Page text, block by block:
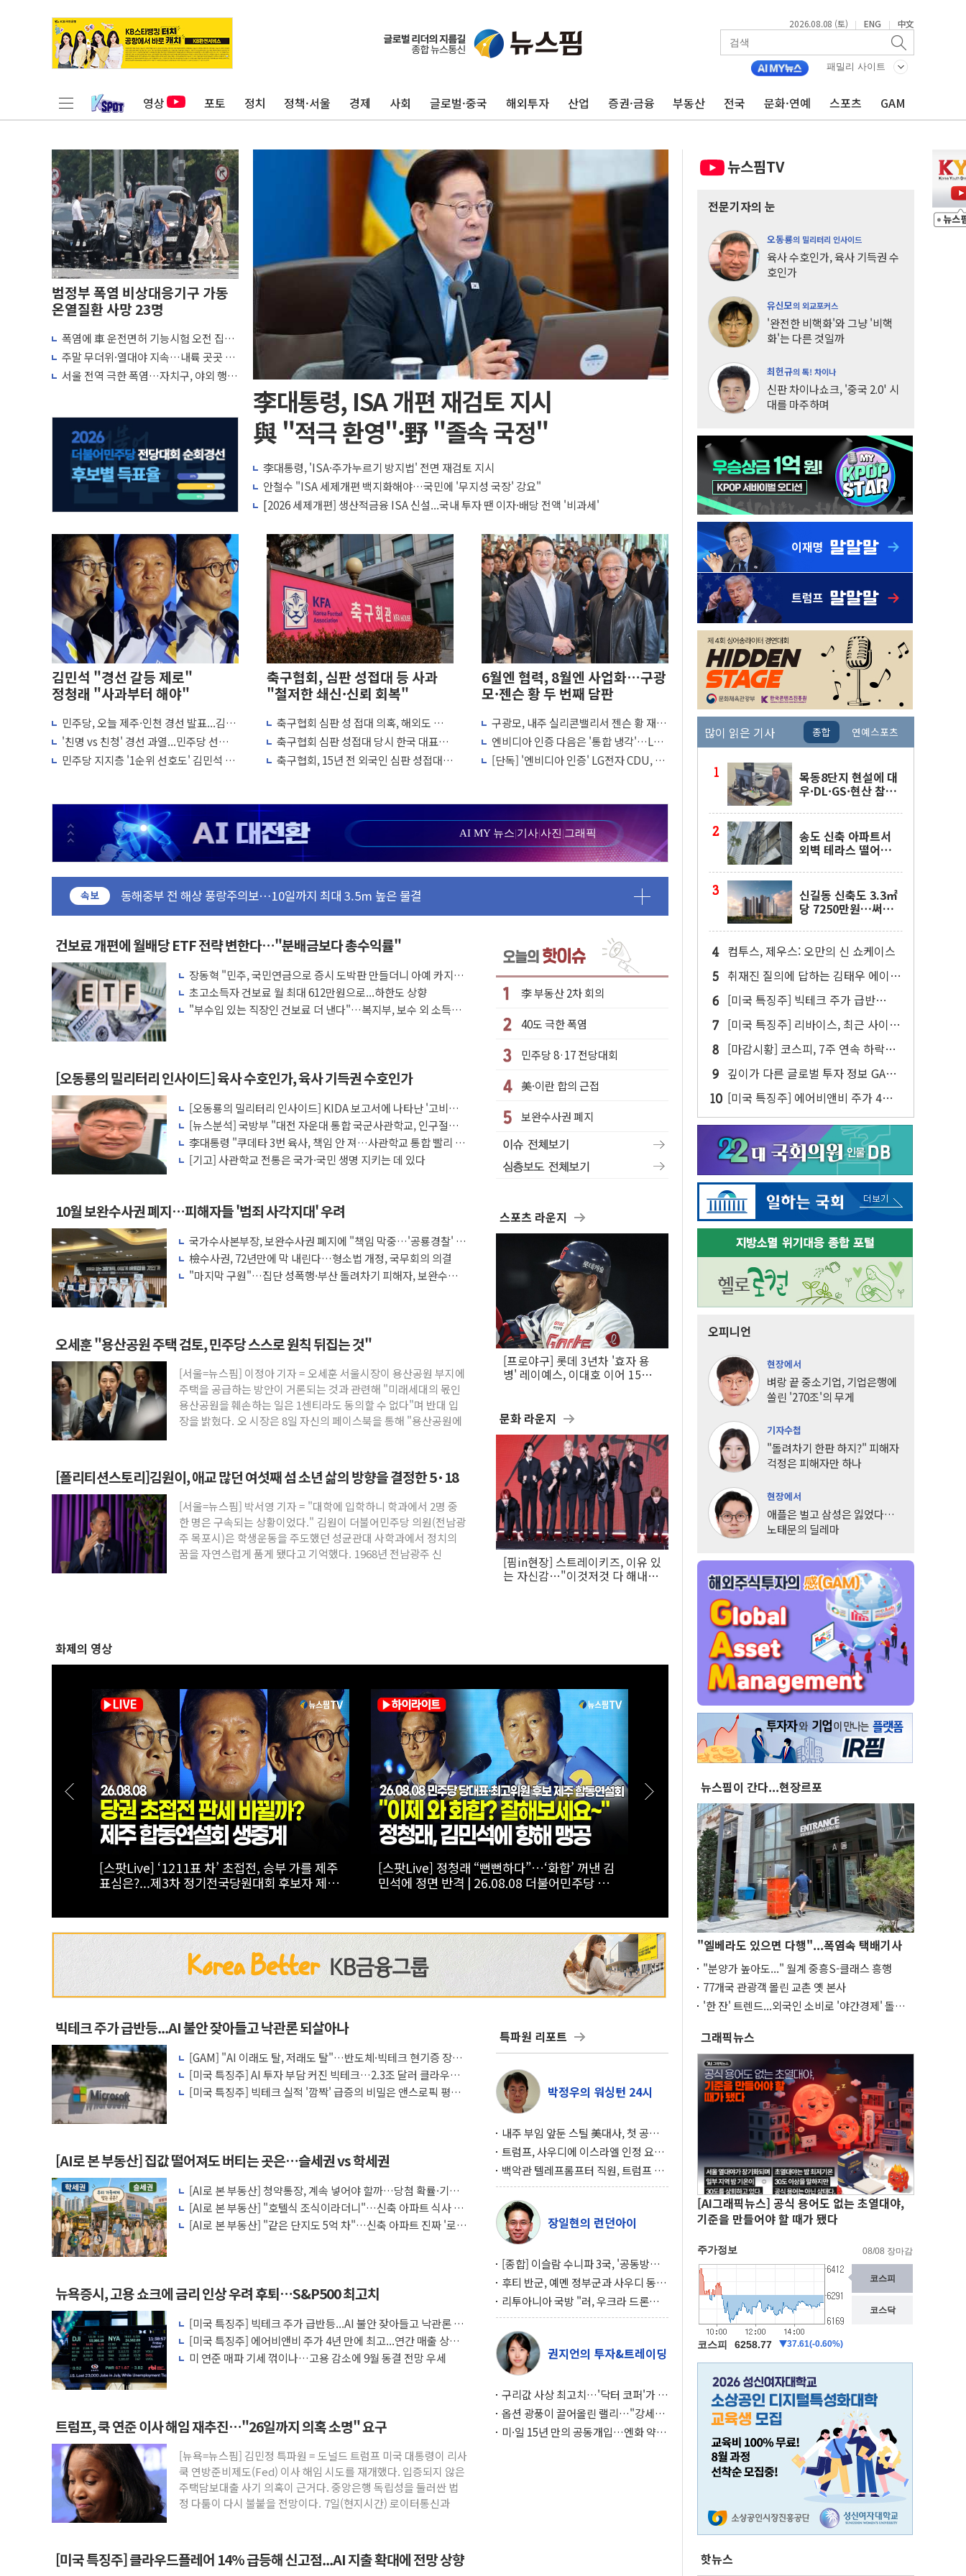
2026.08.08 (토) | ENG | 中文
패밀리 사이트
영상 포토 정치 정책·서울 경제 사회 글로벌·중국 해외투자 산업 증권·금융 부동산 전국 문화·연예 스포츠 GAM
범정부 폭염 비상대응기구 가동
온열질환 사망 23명
폭염에 車 운전면허 기능시험 오전 집중
편성…체감온도 38도 넘으면 중단
주말 무더위·열대야 지속…내륙 곳곳 소
나기
서울 전역 극한 폭염…자치구, 야외 행사
李대통령, ISA 개편 재검토 지시
與 "적극 환영"·野 "졸속 국정"
李대통령, 'ISA·주가누르기 방지법' 전면 재검토 지시
안철수 "ISA 세제개편 백지화해야…국민에 '무지성 국장' 강요"
[2026 세제개편] 생산적금융 ISA 신설...국내 투자 땐 이자·배당 전액 '비과세'
김민석 "경선 갈등 제로"
정청래 "사과부터 해야"
민주당, 오늘 제주·인천 경선 발표...김민
석 '재역전' vs 정청래 '격차 확대'
'친명 vs 친청' 경선 과열...민주당 선관위
"불법 선거운동·방해행위 엄중 제재"
민주당 지지층 '1순위 선호도' 김민석 vs
축구협회, 심판 성접대 등 사과
"철저한 쇄신·신뢰 회복"
축구협회 심판 성 접대 의혹, 해외도 관심
↑…감독 선임 과정 수사까지 외신 주목
축구협회 심판 성접대 당시 한국 대표팀
7경기 무패 행진
축구협회, 15년 전 외국인 심판 성접대
6월엔 협력, 8월엔 사업화…구광
모·젠슨 황 두 번째 담판
구광모, 내주 실리콘밸리서 젠슨 황 재
회…로봇·AI 데이터센터·모빌리티 구체
화
엔비디아 인증 다음은 '통합 냉각'…LG,
CDU 넘어 칠러까지 묶는다
[단독] '엔비디아 인증' LG전자 CDU, 美
AI MY 뉴스|기사|사진 |그래픽
속보
李대통령 "결혼 때문에 손해 보는 일 없게"…'결혼 페널티' 22개 과제 손본다
여수 오동도 인근 해상서 모터보트 전복…1명 사망·1명 실종
추미애, '위안부' 피해자 기림의 날 참석..."국제적 시민 연대로 목소리 내야"
인천서 말다툼 중 어머니 흉기 살해 10대 아들 체포
'화합' 꺼낸 김민석에 '뻔뻔' 받아친 정청래…제주 연설서 신경전 고조
李대통령, ISA 개편 재검토 지시…與 "적극 환영"·野 "졸속 국정"
동해중부 전 해상 풍랑주의보…10일까지 최대 3.5m 높은 물결
연일 폭염에 온열질환 사망 23명…정부, 비상대응기구 가동
中 전방위 아파트 부양, 수도 베이징도 부동산 규제 철폐
인제 용대리 계곡서 수위 상승으로 피서객 7명 고립…전원 구조
동해시, 11~14일 '별똥별 멍' 운영…페르세우스 유성우 관측
강원 중·남부 동해안 시간당 50mm 이상 폭우…호우경보 발효
청양 밭에서 일하던 90대 숨져…온열질환 여부 조사
폭염에 車 운전면허 기능시험 오전 집중 편성…체감온도 38도 넘으면 중단
李대통령, 'ISA·주가누르기 방지법' 전면 재검토 지시
'호우 특보' 경북 울진 시간당 20~30mm 강한 비...가뭄 해소될 듯
주말 무더위·열대야 지속…내륙 곳곳 소나기
오세훈 "용산공원 주택 검토, 민주당 스스로 원칙 뒤집는 것"
충북 주말 무더위 지속…청주·진천 35도, 곳곳 소나기
건보료 개편에 월배당 ETF 전략 변한다…"분배금보다 총수익률"
장동혁 "민주, 국민연금으로 증시 도박판 만들더니 아예 카지노
차릴 판"
초고소득자 건보료 월 최대 612만원으로...하한도 상향
"부수입 있는 직장인 건보료 더 낸다"…복지부, 보수 외 소득월
[오동룡의 밀리터리 인사이드] 육사 수호인가, 육사 기득권 수호인가
[오동룡의 밀리터리 인사이드] KIDA 보고서에 나타난 '고비용
저효율' 사관생도 양성의 '민낯'
[뉴스분석] 국방부 "대전 자운대 통합 국군사관학교, 인구절벽·
미래전·전작권·합동성 대응 구조개혁"
李대통령 "쿠데타 3번 육사, 책임 안 져…사관학교 통합 빨리 하
라"
[기고] 사관학교 전통은 국가·국민 생명 지키는 데 있다
10월 보완수사권 폐지…피해자들 '범죄 사각지대' 우려
국가수사본부장, 보완수사권 폐지에 "책임 막중…'공룡경찰' 우
려 해소"
檢수사권, 72년만에 막 내린다…형소법 개정, 국무회의 의결
"마지막 구원"…집단 성폭행·부산 돌려차기 피해자, 보완수사
오세훈 "용산공원 주택 검토, 민주당 스스로 원칙 뒤집는 것"
[서울=뉴스핌] 이정아 기자 = 오세훈 서울시장이 용산공원 부지에
주택을 공급하는 방안이 거론되는 것과 관련해 "미래세대의 몫인
용산공원을 훼손하는 일은 1센티라도 동의할 수 없다"며 반대 입
장을 밝혔다. 오 시장은 8일 자신의 페이스북을 통해 "용산공원에
[폴리티션스토리]김원이, 애교 많던 여섯째 섬 소년 삶의 방향을 결정한 5·18
[서울=뉴스핌] 박서영 기자 = "대학에 입학하니 학과에서 2명 중
한 명은 구속되는 상황이었다." 김원이 더불어민주당 의원(전남광
주 목포시)은 학생운동을 주도했던 성균관대 사학과에서 정치의
꿈을 자연스럽게 품게 됐다고 기억했다. 1968년 전남광주 신
李 부동산 2차 회의
40도 극한 폭염
민주당 8·17 전당대회
美·이란 합의 근접
보완수사권 폐지
스포츠 라운지
[프로야구] 롯데 3년차 '효자 용
병' 레이예스, 이대호 이어 15년
문화 라운지
[핌in현장] 스트레이키즈, 이유 있
는 자신감…"이것저것 다 해내는
화제의 영상
[폴리티션스토리] "800조 서남권 반도체 투자
를 위해"...김원이가 산자위에 남기로 한 이유
[스팟Live] “당 돌아가는 모습에 분노”…김민
석, 정청래와 신경전 | 26.08.08 더불어민주당
[스팟Live] “정청래 후보 그동안 고생 많이 했습
니다”…송영길, 연임에 선 긋기 | 26.08.08 더불
어민주당 당대표·최고위원 후보 제주 합동연설
빅테크 주가 급반등...AI 불안 잦아들고 낙관론 되살아나
[GAM] "AI 이래도 탈, 저래도 탈"…반도체·빅테크 현기증 장세,
왜?
[미국 특징주] AI 투자 부담 커진 빅테크…2.3조 달러 클라우드
수주가 버팀목
[미국 특징주] 빅테크 실적 '깜짝' 급증의 비밀은 앤스로픽 평가
[AI로 본 부동산] 집값 떨어져도 버티는 곳은…슬세권 vs 학세권
[AI로 본 부동산] 청약통장, 계속 넣어야 할까…당첨 확률·기회
비용 따져보니
[AI로 본 부동산] "호텔식 조식이라더니"…신축 아파트 식사 서
비스의 속사정
[AI로 본 부동산] "같은 단지도 5억 차"…신축 아파트 진짜 '로얄
뉴욕증시, 고용 쇼크에 금리 인상 우려 후퇴…S&P500 최고치
[미국 특징주] 빅테크 주가 급반등...AI 불안 잦아들고 낙관론 되
살아나
[미국 특징주] 에어비앤비 주가 4년 만에 최고...연간 매출 상향
에 투자자 반색
미 연준 매파 기세 꺾이나…고용 감소에 9월 동결 전망 우세
트럼프, 쿡 연준 이사 해임 재추진…"26일까지 의혹 소명" 요구
[뉴욕=뉴스핌] 김민정 특파원 = 도널드 트럼프 미국 대통령이 리사
쿡 연방준비제도(Fed) 이사 해임 시도를 재개했다. 입증되지 않은
주택담보대출 사기 의혹이 근거다. 중앙은행 독립성을 둘러싼 법
정 다툼이 다시 불붙을 전망이다. 7일(현지시간) 로이터통신과
[미국 특징주] 클라우드플레어 14% 급등해 신고점...AI 지출 확대에 전망 상향
특파원 리포트
박정우의 워싱턴 24시
내주 부임 앞둔 스틸 美대사, 첫 공개
행사서 "한미동맹 강화 최우선 과제"
트럼프, 사우디에 이스라엘 인정 요
구…원자력 협정 서명 하루 만에 좌초
위기
백악관 텔레프롬프터 직원, 트럼프 연
설 미리 보고 베팅 시장서 10만달러 챙
겨
장일현의 런던아이
[종합] 이슬람 수니파 3국, '공동방위
협정' 체결… 이스라엘·이란 위협에
맞설 자체 억지력 강화
후티 반군, 예멘 정부군과 사우디 동시
공격… 위기 고조되는 또 다른 중동 화
약고
리투아니아 국방 "러, 우크라 드론으
로 나토 회원국 공격 검토… 거짓 깃발
작전"
권지언의 투자&트레이딩
구리값 사상 최고치…'닥터 코퍼'가 말
하는 경기 신호가 달라졌다
옵션 광풍이 끌어올린 랠리…"강세장
이면에 과열 경고등"
미·일 15년 만의 공동개입…엔화 약세
뉴스핌TV
전문기자의 눈
오동룡의 밀리터리 인사이드
육사 수호인가, 육사 기득권 수
호인가
유신모의 외교포커스
'완전한 비핵화'와 그냥 '비핵
화'는 다른 것일까
최헌규의 톡! 차이나
신판 차이나쇼크, '중국 2.0' 시
대를 마주하며
많이 읽은 기사 종합 연예스포츠
목동8단지 현설에 대
우·DL·GS·현산 참
가' 조건
송도 신축 아파트서
외벽 테라스 떨어
"전수 조사"
신길동 신축도 3.3㎡
당 7250만원…써밋
원대
컴투스, 제우스: 오만의 신 쇼케이스
취재진 질의에 답하는 김태우 에이버
튼 CD
[미국 특징주] 빅테크 주가 급반
등...AI 불안 잦아들고 낙관론 되살아
나
[미국 특징주] 리바이스, 최근 사이버
공격 물결 속 보안 침해 사실 공개
[마감시황] 코스피, 7주 연속 하락…
외국인 매도에 6258.77
깊이가 다른 글로벌 투자 정보 GAM -
맛보기편 (8/7)
[미국 특징주] 에어비앤비 주가 4년
만에 최고...연간 매출 상향에 투자자
반색
오피니언
현장에서
벼랑 끝 중소기업, 기업은행에
쏠린 '270조'의 무게
기자수첩
"돌려차기 한판 하지?" 피해자
걱정은 피해자만 하나
현장에서
애플은 벌고 삼성은 잃었다…
노태문의 딜레마
뉴스핌이 간다...현장르포
"엘베라도 있으면 다행"...폭염속 택배기사
"분양가 높아도..." 월계 중흥S-클래스 흥행
77개국 관광객 몰린 교촌 옛 본사
'한 잔' 트렌드...외국인 소비로 '야간경제' 돌파
그래픽뉴스
[AI그래픽뉴스] 공식 용어도 없는 초열대야,
기준을 만들어야 할 때가 됐다
핫뉴스